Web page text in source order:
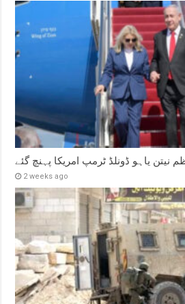
نیتن یاہو ڈونلڈ ٹرمپ امریکا پہنچ گئے
2 weeks ago